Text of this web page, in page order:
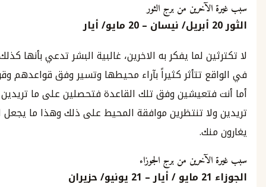
من برج الثور
أبريل/نيسان–
20مايو/أيار
لما يفكر به الاخرين، غالبية البشر تدعي بأنها كذلك لكنها
تتأثر كثيراً بآراء محيطها وتسير وفق قواعدهم وقوانينهم.
وفق تلك القاعدة فتحصلين على ما تريدين وقت ما
تنتظرين موافقة المحيط على ذلك وهذا ما يجعل الاخرين
من برج الجوزاء
مايو/أيار–
21يونيو/حزيران